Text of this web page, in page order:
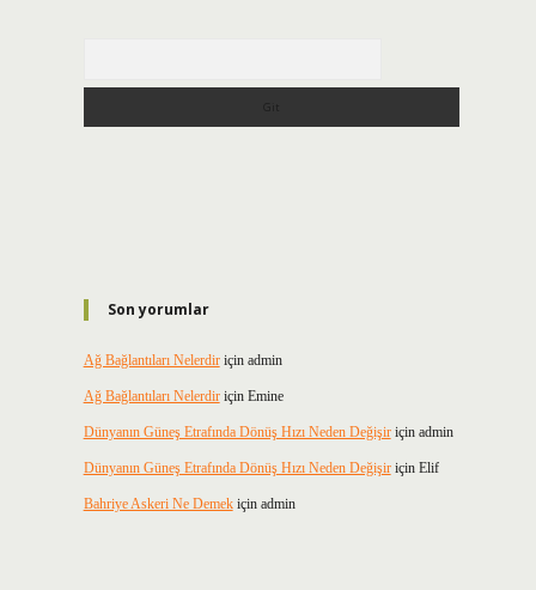
Son yorumlar
Ağ Bağlantıları Nelerdiriçin admin
Ağ Bağlantıları Nelerdiriçin Emine
Dünyanın Güneş Etrafında Dönüş Hızı Neden Değişiriçin admin
Dünyanın Güneş Etrafında Dönüş Hızı Neden Değişiriçin Elif
Bahriye Askeri Ne Demekiçin admin